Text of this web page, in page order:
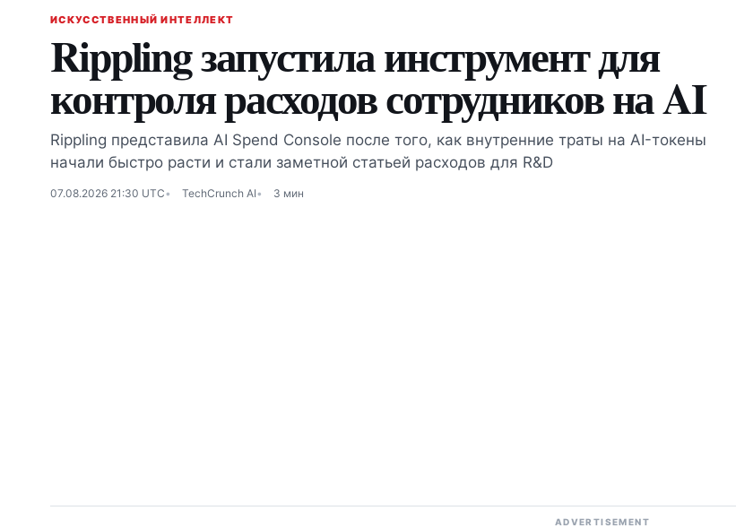
ИСКУССТВЕННЫЙ ИНТЕЛЛЕКТ
Rippling запустила инструмент для
контроля расходов сотрудников на AI
Rippling представила AI Spend Console после того, как внутренние траты на AI-токены
начали быстро расти и стали заметной статьей расходов для R&D
07.08.2026 21:30 UTC TechCrunch AI 3 мин
ADVERTISEMENT